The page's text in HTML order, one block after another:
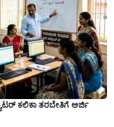
ಕಲಿಕಾ ತರಬೇತಿಗೆ ಅರ್ಜಿ